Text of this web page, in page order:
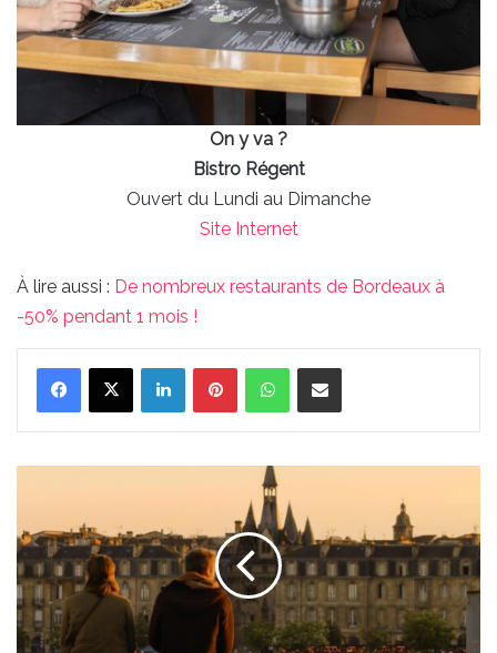
On y va ?
Bistro Régent
Ouvert du Lundi au Dimanche
Site Internet
À lire aussi : De nombreux restaurants de Bordeaux à
-50% pendant 1 mois !
LinkedinPinterestWhatsAppPartager par email
Bordeaux
cette
19